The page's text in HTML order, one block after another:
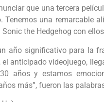
que una tercera
Tenemos una remarcable
the Hedgehog con
año significativo para la
anticipado videojuego,
años y estamos
más”, fueron las